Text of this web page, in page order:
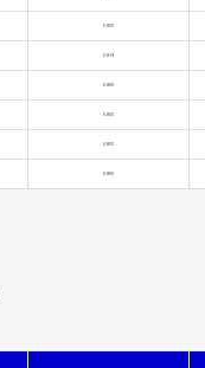
0.820
0.813
0.805
0.805
0.802
0.800